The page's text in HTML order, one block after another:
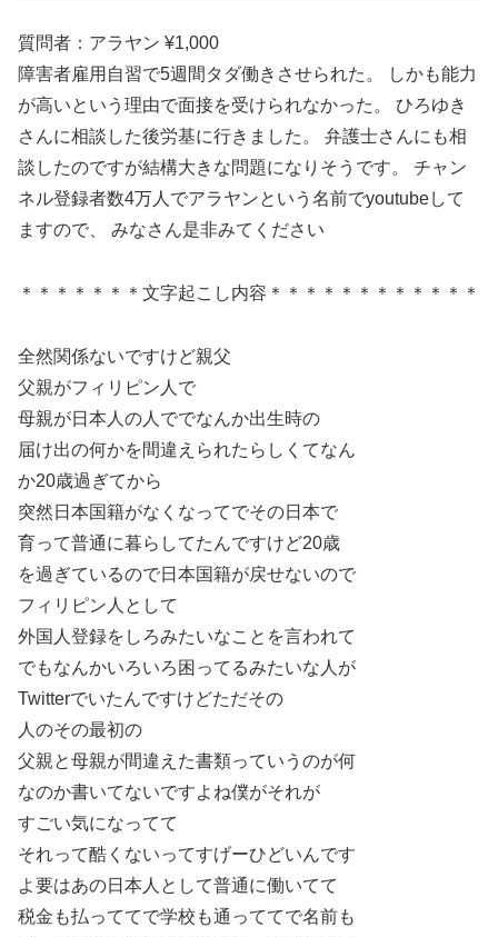
質問者：アラヤン ¥1,000
障害者雇用自習で5週間タダ働きさせられた。 しかも能力
が高いという理由で面接を受けられなかった。 ひろゆき
さんに相談した後労基に行きました。 弁護士さんにも相
談したのですが結構大きな問題になりそうです。 チャン
ネル登録者数4万人でアラヤンという名前でyoutubeして
ますので、 みなさん是非みてください
＊＊＊＊＊＊＊文字起こし内容＊＊＊＊＊＊＊＊＊＊＊＊
全然関係ないですけど親父
父親がフィリピン人で
母親が日本人の人ででなんか出生時の
届け出の何かを間違えられたらしくてなん
か20歳過ぎてから
突然日本国籍がなくなってでその日本で
育って普通に暮らしてたんですけど20歳
を過ぎているので日本国籍が戻せないので
フィリピン人として
外国人登録をしろみたいなことを言われて
でもなんかいろいろ困ってるみたいな人が
Twitterでいたんですけどただその
人のその最初の
父親と母親が間違えた書類っていうのが何
なのか書いてないですよね僕がそれが
すごい気になってて
それって酷くないってすげーひどいんです
よ要はあの日本人として普通に働いてて
税金も払っててで学校も通っててで名前も